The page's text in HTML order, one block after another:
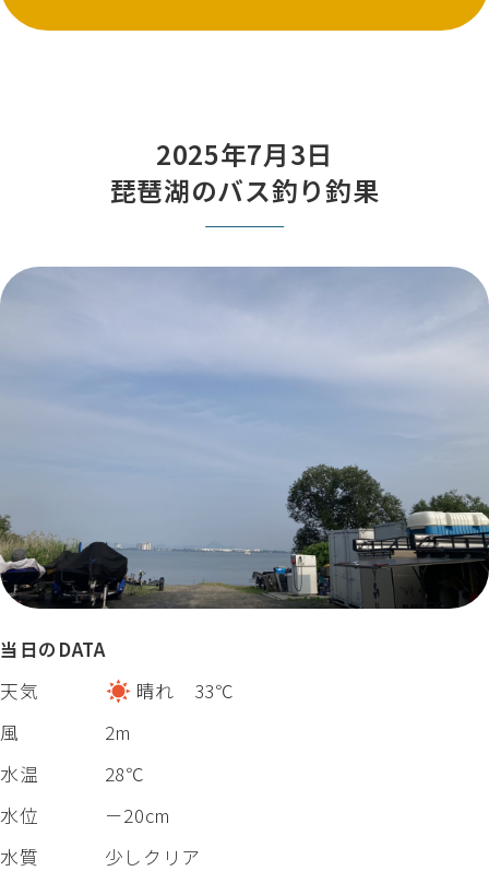
2025年7月3日
琵琶湖のバス釣り釣果
当日のDATA
天気
晴れ 33℃
風
2m
水温
28℃
水位
－20cm
水質
少しクリア